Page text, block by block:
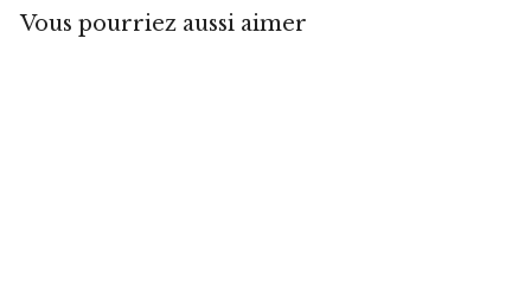
Vous pourriez aussi aimer